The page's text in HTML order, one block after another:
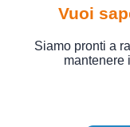
Vuoi
Siamo pronti a
mantenere